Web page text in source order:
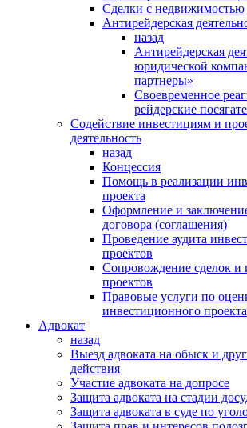
Сделки с недвижимостью
Антирейдерская
назад
Антирейдерская
юридической
партнеры»
Своевременное
рейдерские
Содействие инвестициям и
деятельность
назад
Концессия
Помощь в реализации
проекта
Оформление и
договора (соглашения)
Проведение аудита
проектов
Сопровождение сделок
проектов
Правовые услуги по
инвестиционного проекта
Адвокат
назад
Выезд адвоката на обыск и
действия
Участие адвоката на допросе
Защита адвоката на стадии
Защита адвоката в суде по